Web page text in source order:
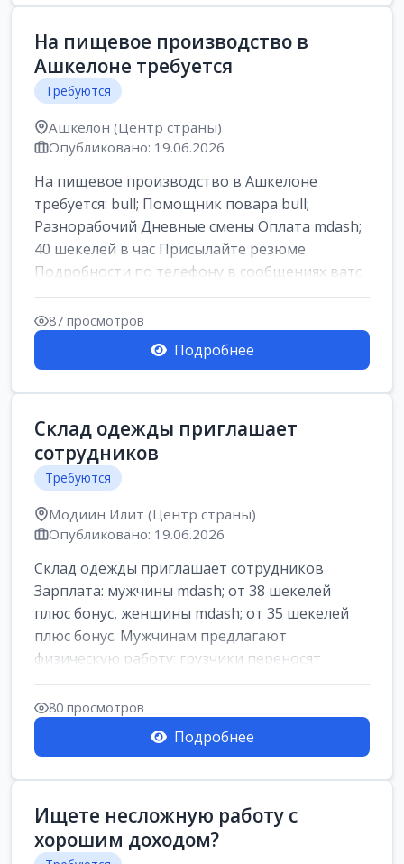
На пищевое производство в
Ашкелоне требуется
Требуются
Ашкелон (Центр страны)
Опубликовано: 19.06.2026
На пищевое производство в Ашкелоне
требуется: bull; Помощник повара bull;
Разнорабочий Дневные смены Оплата mdash;
40 шекелей в час Присылайте резюме
Подробности по телефону в сообщениях ватс
ап
87 просмотров
Подробнее
Склад одежды приглашает
сотрудников
Требуются
Модиин Илит (Центр страны)
Опубликовано: 19.06.2026
Склад одежды приглашает сотрудников
Зарплата: мужчины mdash; от 38 шекелей
плюс бонус, женщины mdash; от 35 шекелей
плюс бонус. Мужчинам предлагают
физическую работу: грузчики переносят
коробки весом ...
80 просмотров
Подробнее
Ищете несложную работу с
хорошим доходом?